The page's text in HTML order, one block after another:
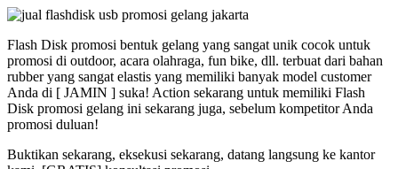
Flash Disk promosi bentuk gelang yang sangat unik cocok untuk
promosi di outdoor, acara olahraga, fun bike, dll. terbuat dari bahan
rubber yang sangat elastis yang memiliki banyak model customer
Anda di [ JAMIN ] suka! Action sekarang untuk memiliki Flash
Disk promosi gelang ini sekarang juga, sebelum kompetitor Anda
promosi duluan!
Buktikan sekarang, eksekusi sekarang, datang langsung ke kantor